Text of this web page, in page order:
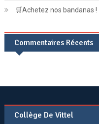
🛒Achetez nos bandanas !
Commentaires Récents
Collège De Vittel